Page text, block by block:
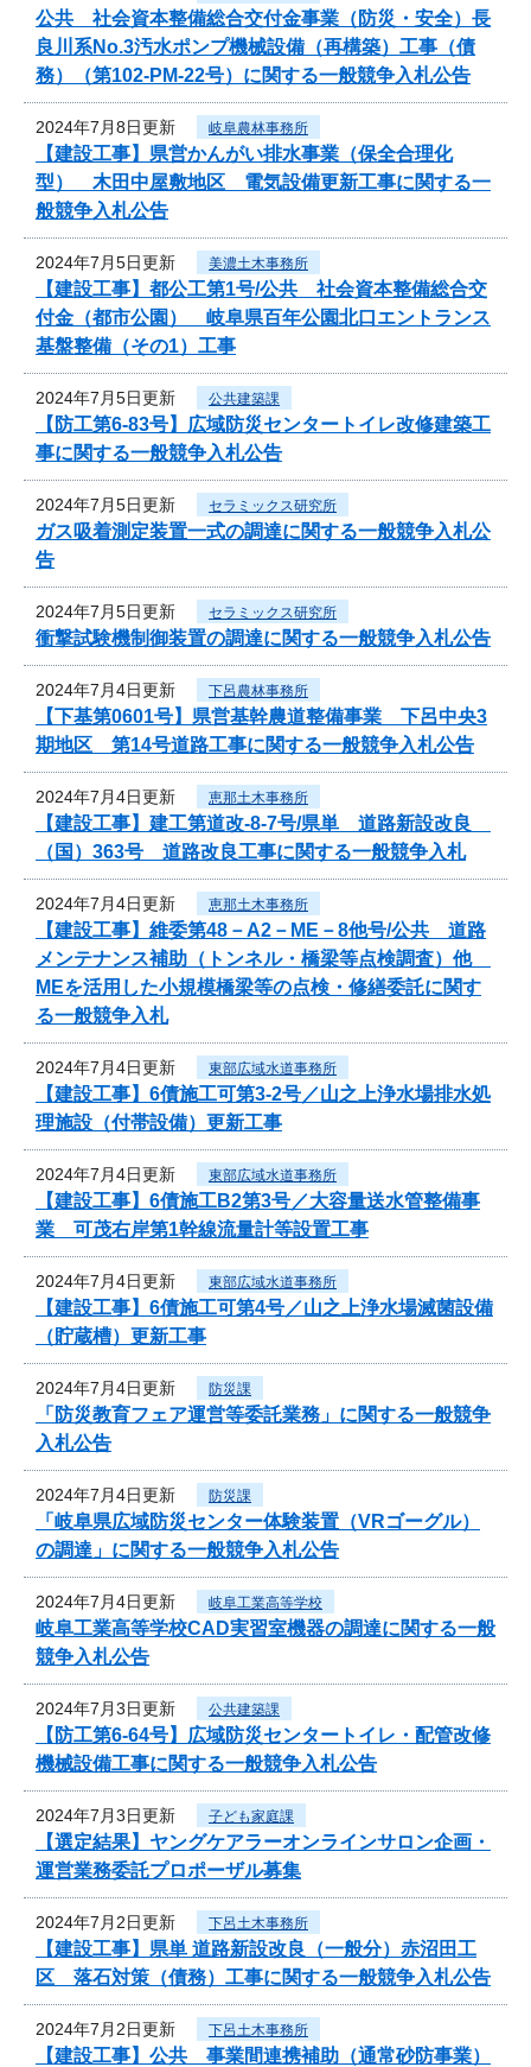
公共 社会資本整備総合交付金事業（防災・安全）長
良川系No.3汚水ポンプ機械設備（再構築）工事（債
務）（第102-PM-22号）に関する一般競争入札公告
2024年7月8日更新 岐阜農林事務所
【建設工事】県営かんがい排水事業（保全合理化
型） 木田中屋敷地区 電気設備更新工事に関する一
般競争入札公告
2024年7月5日更新 美濃土木事務所
【建設工事】都公工第1号/公共 社会資本整備総合交
付金（都市公園） 岐阜県百年公園北口エントランス
基盤整備（その1）工事
2024年7月5日更新 公共建築課
【防工第6-83号】広域防災センタートイレ改修建築工
事に関する一般競争入札公告
2024年7月5日更新 セラミックス研究所
ガス吸着測定装置一式の調達に関する一般競争入札公
告
2024年7月5日更新 セラミックス研究所
衝撃試験機制御装置の調達に関する一般競争入札公告
2024年7月4日更新 下呂農林事務所
【下基第0601号】県営基幹農道整備事業 下呂中央3
期地区 第14号道路工事に関する一般競争入札公告
2024年7月4日更新 恵那土木事務所
【建設工事】建工第道改-8-7号/県単 道路新設改良
（国）363号 道路改良工事に関する一般競争入札
2024年7月4日更新 恵那土木事務所
【建設工事】維委第48－A2－ME－8他号/公共 道路
メンテナンス補助（トンネル・橋梁等点検調査）他
MEを活用した小規模橋梁等の点検・修繕委託に関す
る一般競争入札
2024年7月4日更新 東部広域水道事務所
【建設工事】6債施工可第3-2号／山之上浄水場排水処
理施設（付帯設備）更新工事
2024年7月4日更新 東部広域水道事務所
【建設工事】6債施工B2第3号／大容量送水管整備事
業 可茂右岸第1幹線流量計等設置工事
2024年7月4日更新 東部広域水道事務所
【建設工事】6債施工可第4号／山之上浄水場滅菌設備
（貯蔵槽）更新工事
2024年7月4日更新 防災課
「防災教育フェア運営等委託業務」に関する一般競争
入札公告
2024年7月4日更新 防災課
「岐阜県広域防災センター体験装置（VRゴーグル）
の調達」に関する一般競争入札公告
2024年7月4日更新 岐阜工業高等学校
岐阜工業高等学校CAD実習室機器の調達に関する一般
競争入札公告
2024年7月3日更新 公共建築課
【防工第6-64号】広域防災センタートイレ・配管改修
機械設備工事に関する一般競争入札公告
2024年7月3日更新 子ども家庭課
【選定結果】ヤングケアラーオンラインサロン企画・
運営業務委託プロポーザル募集
2024年7月2日更新 下呂土木事務所
【建設工事】県単 道路新設改良（一般分）赤沼田工
区 落石対策（債務）工事に関する一般競争入札公告
2024年7月2日更新 下呂土木事務所
【建設工事】公共 事業間連携補助（通常砂防事業）